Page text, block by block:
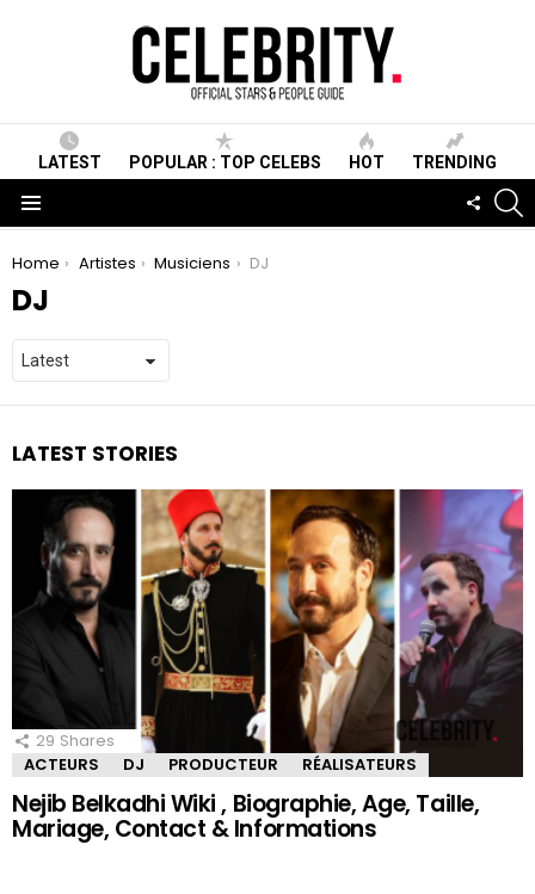
LATEST POPULAR : TOP CELEBS HOT TRENDING
You are here:
Home Artistes Musiciens DJ
DJ
LATEST STORIES
29 Shares
ACTEURS
DJ PRODUCTEUR RÉALISATEURS
Nejib Belkadhi Wiki , Biographie, Age, Taille,
Mariage, Contact & Informations